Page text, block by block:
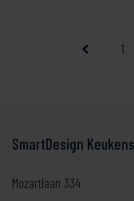
1
SmartDesign
Mozartlaan 334